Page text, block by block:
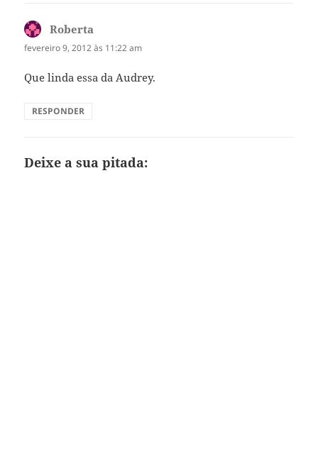
Roberta
fevereiro 9, 2012 às 11:22 am
Que linda essa da Audrey.
RESPONDER
Deixe a sua pitada: